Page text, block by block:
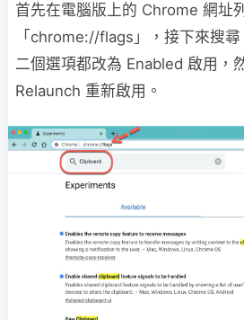
首先在電腦版上的 Chrome 網址
「chrome://flags」，接下來搜
二個選項都改為 Enabled 啟用，
Relaunch 重新啟用。